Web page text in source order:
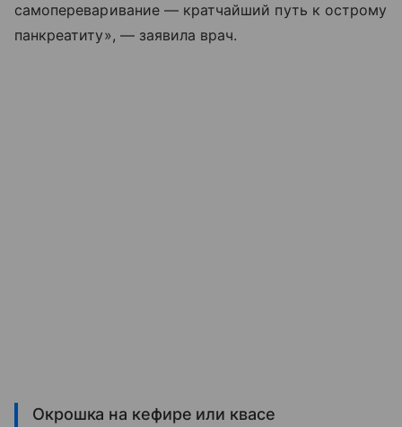
самопереваривание — кратчайший путь к острому
панкреатиту», — заявила врач.
Окрошка на кефире или квасе